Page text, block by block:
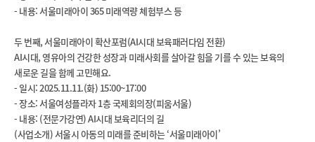
- 내용: 서울미래아이 365 미래역량 체험부스 등
두 번째, 서울미래아이 확산포럼(AI시대 보육패러다임 전환)
AI시대, 영유아의 건강한 성장과 미래사회를 살아갈 힘을 기를 수 있는 보육의
새로운 길을 함께 고민해요.
- 일시: 2025.11.11.(화) 15:00~17:00
- 장소: 서울여성플라자 1층 국제회의장(피움서울)
- 내용: (전문가강연) AI시대 보육리더의 길
(사업소개) 서울시 아동의 미래를 준비하는 ‘서울미래아이’